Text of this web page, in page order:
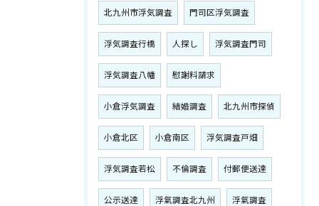
北九州市浮気調査 門司区浮気調査
浮気調査行橋 人探し 浮気調査門司
浮気調査八幡 慰謝料請求
小倉浮気調査 結婚調査 北九州市探偵
小倉北区 小倉南区 浮気調査戸畑
浮気調査若松 不倫調査 付郵便送達
公示送達 浮氣調査北九州 浮氣調査